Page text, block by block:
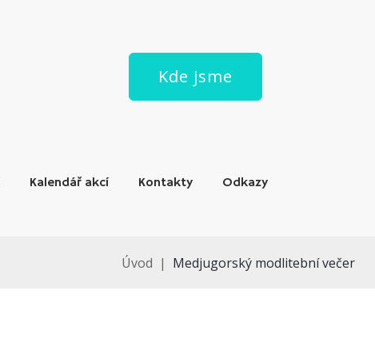
Kde jsme
Kalendář akcí Kontakty Odkazy
Úvod | Medjugorský modlitební večer